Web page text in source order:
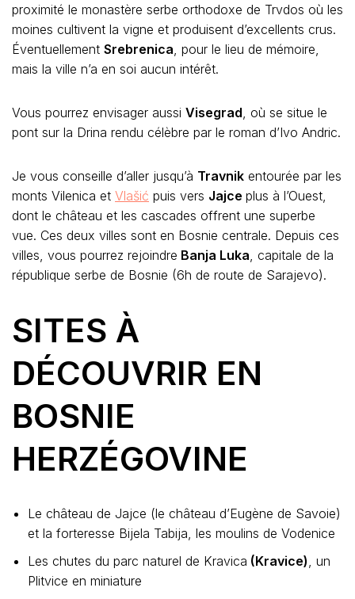
proximité le monastère serbe orthodoxe de Trvdos où les
moines cultivent la vigne et produisent d’excellents crus.
Éventuellement Srebrenica , pour le lieu de mémoire,
mais la ville n’a en soi aucun intérêt.
Vous pourrez envisager aussi Visegrad , où se situe le
pont sur la Drina rendu célèbre par le roman d’Ivo Andric.
Je vous conseille d’aller jusqu’à Travnik entourée par les
monts Vilenica et Vlašić puis vers Jajce plus à l’Ouest,
dont le château et les cascades offrent une superbe
vue. Ces deux villes sont en Bosnie centrale. Depuis ces
villes, vous pourrez rejoindre Banja Luka , capitale de la
république serbe de Bosnie (6h de route de Sarajevo).
SITES À
DÉCOUVRIR EN
BOSNIE
HERZÉGOVINE
Le château de Jajce (le château d’Eugène de Savoie)
et la forteresse Bijela Tabija, les moulins de Vodenice
Les chutes du parc naturel de Kravica (Kravice) , un
Plitvice en miniature